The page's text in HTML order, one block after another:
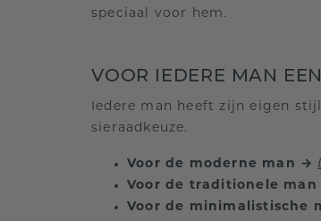
speciaal voor hem.
VOOR IEDERE MAN
Iedere man heeft zijn eigen
sieraadkeuze.
Voor de moderne man →
Voor de traditionele man
Voor de minimalistische